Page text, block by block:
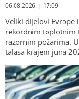
06.08.2026. | 17:09
Veliki dijelovi Evrope
rekordnim toplotnim
razornim požarima.
talasa krajem juna